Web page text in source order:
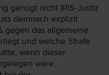
genügt nicht (RIS-Justiz
demnach explizit
gegen das allgemeine
und welche Strafe
wenn dieser
wäre.